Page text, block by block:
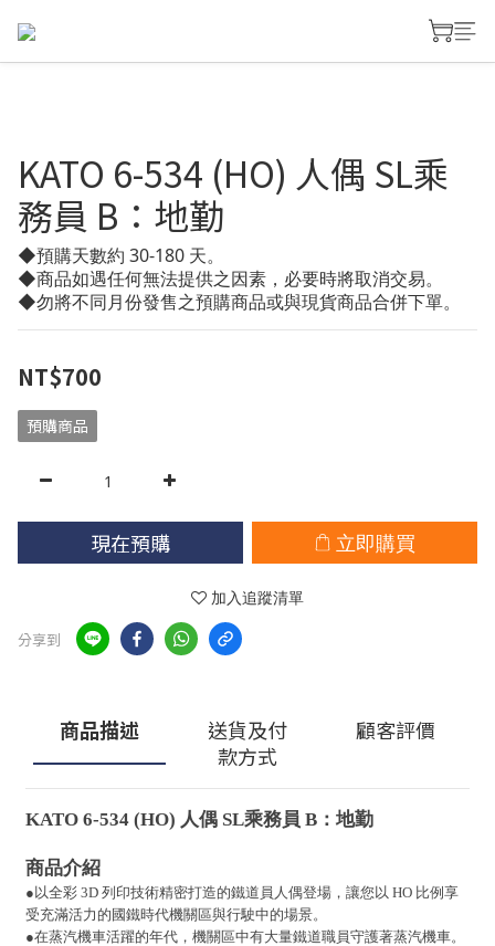
KATO 6-534 (HO) 人偶 SL乘
務員 B：地勤
◆預購天數約 30-180 天。
◆商品如遇任何無法提供之因素，必要時將取消交易。
◆勿將不同月份發售之預購商品或與現貨商品合併下單。
NT$700
預購商品
現在預購 立即購買
加入追蹤清單
分享到
商品描述
送貨及付
款方式
顧客評價
KATO 6-534 (HO) 人偶 SL乘務員 B：地勤
商品介紹
●以全彩 3D 列印技術精密打造的鐵道員人偶登場，讓您以 HO 比例享
受充滿活力的國鐵時代機關區與行駛中的場景。
●在蒸汽機車活躍的年代，機關區中有大量鐵道職員守護著蒸汽機車。